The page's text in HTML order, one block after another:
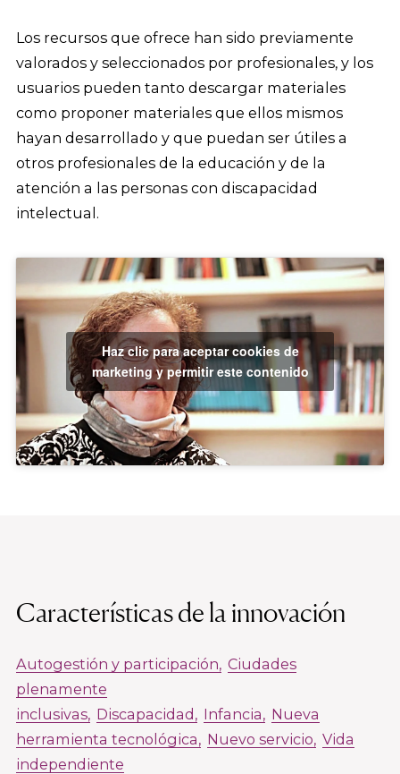
Los recursos que ofrece han sido previamente
valorados y seleccionados por profesionales, y los
usuarios pueden tanto descargar materiales
como proponer materiales que ellos mismos
hayan desarrollado y que puedan ser útiles a
otros profesionales de la educación y de la
atención a las personas con discapacidad
intelectual.
Haz clic para aceptar cookies de
marketing y permitir este contenido
Características de la innovación
Autogestión y participación Ciudades
plenamente
inclusivas Discapacidad Infancia
Nueva
herramienta tecnológica
Nuevo servicio Vida
independiente